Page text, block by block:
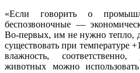
«Если говорить о
беспозвоночные —
Во-первых, им не нужно тепло,
существовать при температуре
влажность,
животных можно